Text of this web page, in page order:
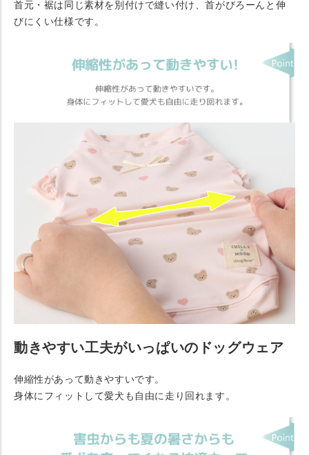
首元・裾は同じ素材を別付けで縫い付け、首がびろーんと伸
びにくい仕様です。
動きやすい工夫がいっぱいのドッグウェア
伸縮性があって動きやすいです。
身体にフィットして愛犬も自由に走り回れます。